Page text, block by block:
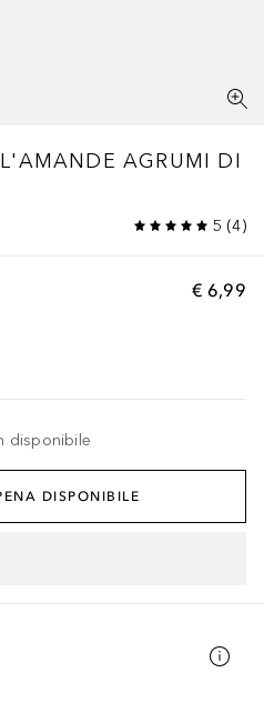
AGRUMI DI
5 (4)
€ 6,99
disponibile
DISPONIBILE